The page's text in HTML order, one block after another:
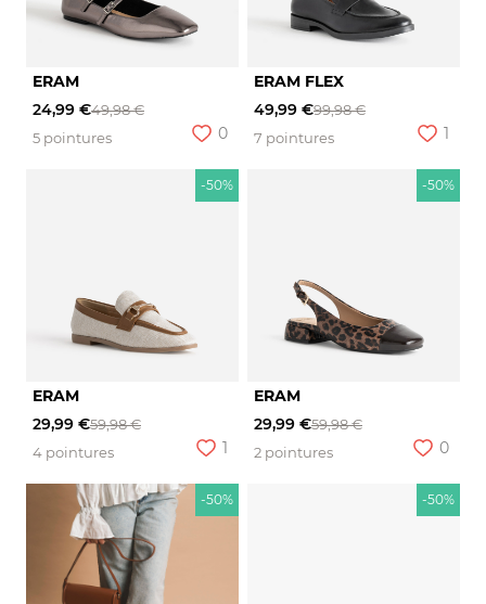
ERAM
24,99 €49,98 €
5 pointures
0
ERAM FLEX
49,99 €99,98 €
7 pointures
1
-50%
ERAM
29,99 €59,98 €
4 pointures
1
-50%
ERAM
29,99 €59,98 €
2 pointures
0
-50% -50%